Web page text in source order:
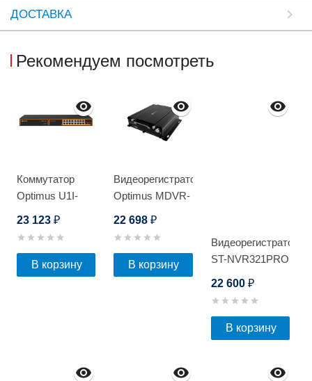
ДОСТАВКА
Рекомендуем посмотреть
Коммутатор
Optimus U1I-
23 123 ₽
В корзину
Видеорегистратор
Optimus MDVR-
22 698₽
В корзину
Видеорегистратор
ST-NVR321PRO
22 600 ₽
В корзину